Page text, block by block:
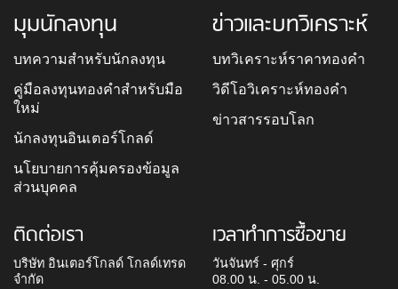
มุมนักลงทุน
บทความสำหรับนักลงทุน
คู่มือลงทุนทองคำสำหรับมือ
ใหม่
นักลงทุนอินเตอร์โกลด์
นโยบายการคุ้มครองข้อมูล
ส่วนบุคคล
ข่าวและบทวิเคราะห์
บทวิเคราะห์ราคาทองคำ
วิดีโอวิเคราะห์ทองคำ
ข่าวสารรอบโลก
ติดต่อเรา
บริษัท อินเตอร์โกลด์ โกลด์เทรด
จำกัด
เวลาทำการซื้อขาย
วันจันทร์ - ศุกร์
08.00 น. - 05.00 น.